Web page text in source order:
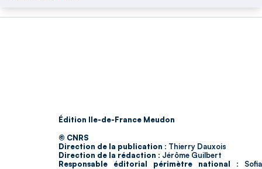
Édition Ile-de-France Meudon
© CNRS
Direction de la publication : Thierry Dauxois
Direction de la rédaction : Jérôme Guilbert
Responsable éditorial périmètre national : Sofia